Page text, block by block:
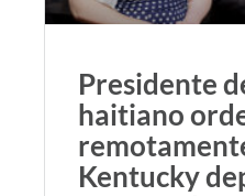
Presidente
haitiano
Kentucky